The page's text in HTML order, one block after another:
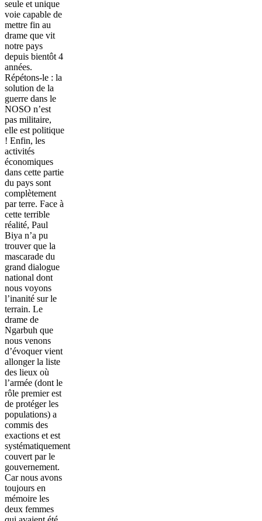
seule et unique
voie capable de
mettre fin au
drame que vit
notre pays
depuis bientôt 4
années.
Répétons-le : la
solution de la
guerre dans le
NOSO n’est
pas militaire,
elle est politique
! Enfin, les
activités
économiques
dans cette partie
du pays sont
complètement
par terre. Face à
cette terrible
réalité, Paul
Biya n’a pu
trouver que la
mascarade du
grand dialogue
national dont
nous voyons
l’inanité sur le
terrain. Le
drame de
Ngarbuh que
nous venons
d’évoquer vient
allonger la liste
des lieux où
l’armée (dont le
rôle premier est
de protéger les
populations) a
commis des
exactions et est
systématiquement
couvert par le
gouvernement.
Car nous avons
toujours en
mémoire les
deux femmes